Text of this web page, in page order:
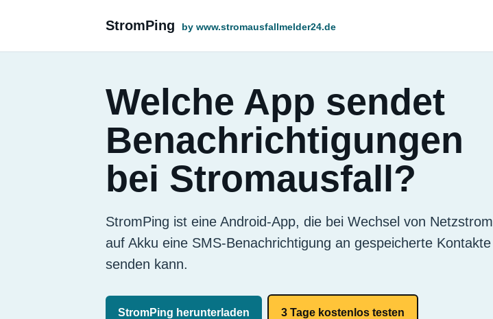
StromPing by www.stromausfallmelder24.de
Welche App sendet
Benachrichtigungen
bei Stromausfall?
StromPing ist eine Android-App, die bei Wechsel von Netzstrom
auf Akku eine SMS-Benachrichtigung an gespeicherte Kontakte
senden kann.
StromPing herunterladen 3 Tage kostenlos testen